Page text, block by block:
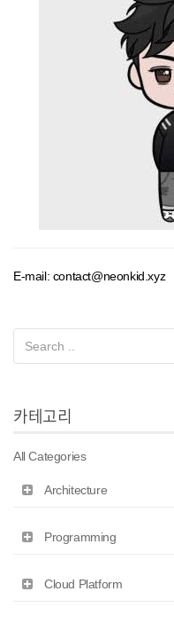
E-mail: contact@neonkid.xyz
카테고리
All Categories
Architecture
Programming
Cloud Platform